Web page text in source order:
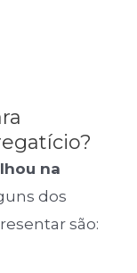
na
dos
são: